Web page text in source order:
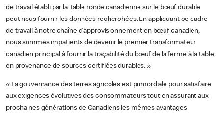
de travail établi par la Table ronde canadienne sur le bœuf durable
peut nous fournir les données recherchées. En appliquant ce cadre
de travail à notre chaîne d'approvisionnement en bœuf canadien,
nous sommes impatients de devenir le premier transformateur
canadien principal à fournir la traçabilité du bœuf de la ferme à la table
en provenance de sources certifiées durables. »
« La gouvernance des terres agricoles est primordiale pour satisfaire
aux exigences évolutives des consommateurs tout en assurant aux
prochaines générations de Canadiens les mêmes avantages